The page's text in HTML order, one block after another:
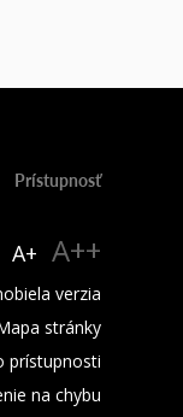
Prístupnosť
A+ A++
verzia
stránky
prístupnosti
na chybu